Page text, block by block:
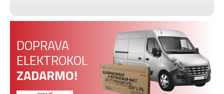
DOPRAVA
ELEKTROKOL
ZADARMO!